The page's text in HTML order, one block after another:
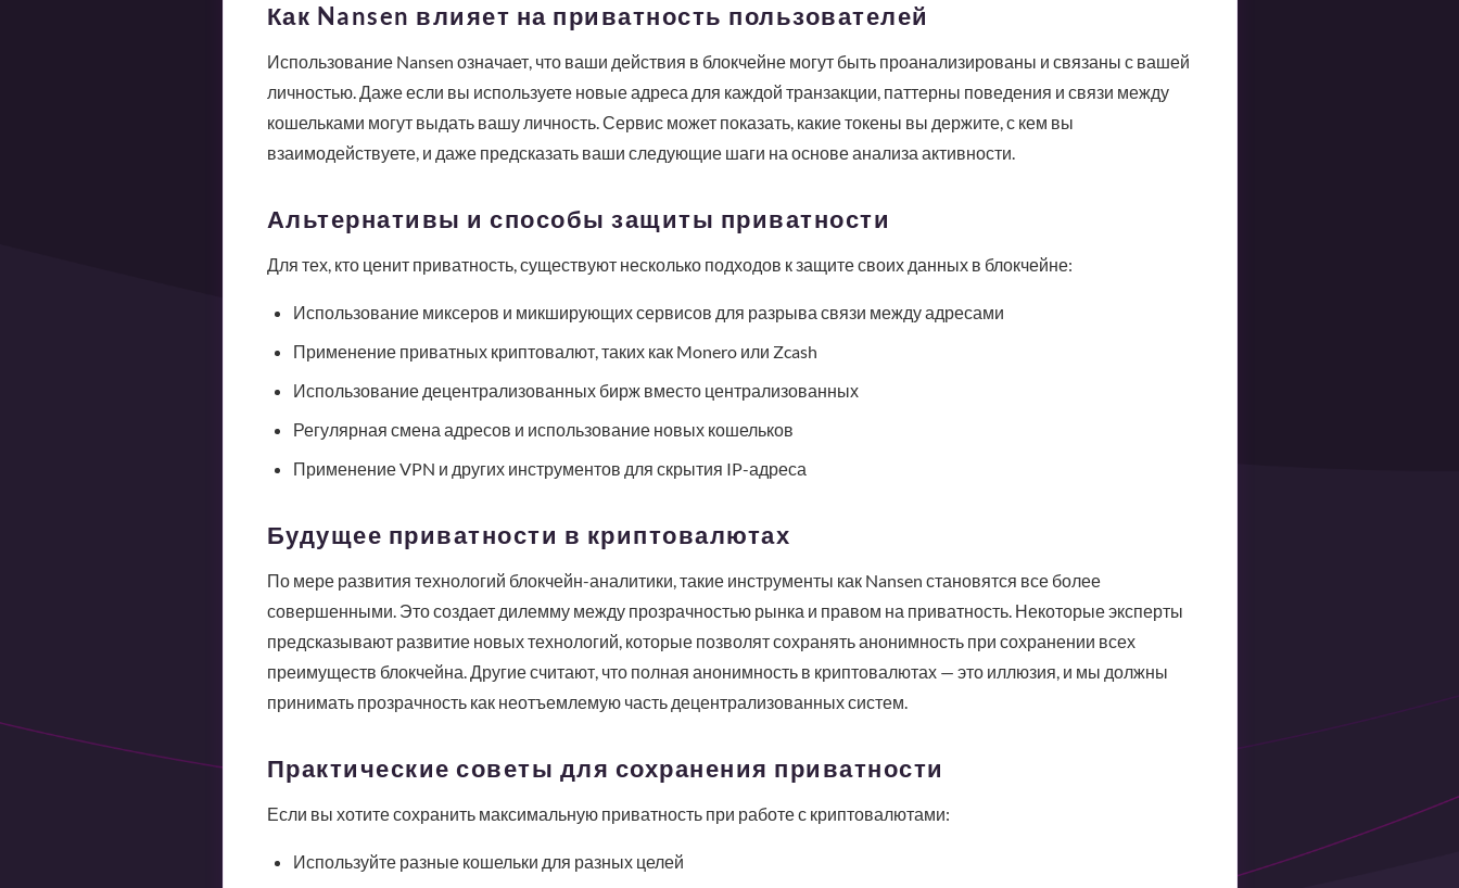
Как Nansen влияет на приватность пользователей
Использование Nansen означает, что ваши действия в блокчейне могут быть проанализированы и связаны с вашей
личностью. Даже если вы используете новые адреса для каждой транзакции, паттерны поведения и связи между
кошельками могут выдать вашу личность. Сервис может показать, какие токены вы держите, с кем вы
взаимодействуете, и даже предсказать ваши следующие шаги на основе анализа активности.
Альтернативы и способы защиты приватности
Для тех, кто ценит приватность, существуют несколько подходов к защите своих данных в блокчейне:
Использование миксеров и микширующих сервисов для разрыва связи между адресами
Применение приватных криптовалют, таких как Monero или Zcash
Использование децентрализованных бирж вместо централизованных
Регулярная смена адресов и использование новых кошельков
Применение VPN и других инструментов для скрытия IP-адреса
Будущее приватности в криптовалютах
По мере развития технологий блокчейн-аналитики, такие инструменты как Nansen становятся все более
совершенными. Это создает дилемму между прозрачностью рынка и правом на приватность. Некоторые эксперты
предсказывают развитие новых технологий, которые позволят сохранять анонимность при сохранении всех
преимуществ блокчейна. Другие считают, что полная анонимность в криптовалютах — это иллюзия, и мы должны
принимать прозрачность как неотъемлемую часть децентрализованных систем.
Практические советы для сохранения приватности
Если вы хотите сохранить максимальную приватность при работе с криптовалютами:
Используйте разные кошельки для разных целей